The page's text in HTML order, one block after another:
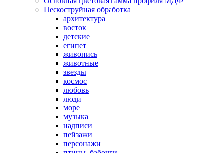
Пескоструйная обработка
архитектура
восток
детские
египет
живопись
животные
звезды
космос
любовь
люди
море
музыка
надписи
пейзажи
персонажи